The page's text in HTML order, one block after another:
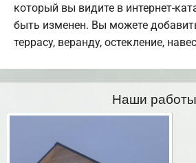
который вы видите в интернет-
быть изменен. Вы можете
террасу, веранду, остекление,
Наши работы